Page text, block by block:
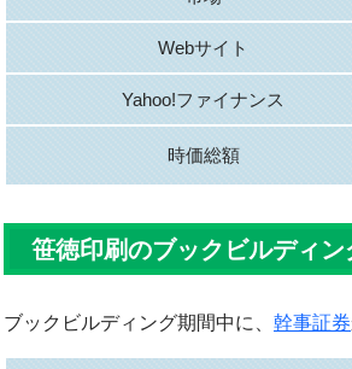
Webサイト
Yahoo!ファイナンス
時価総額
笹徳印刷のブックビルディン
ブックビルディング期間中に、 幹事証券